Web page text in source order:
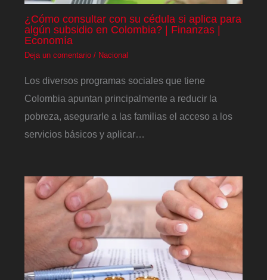
¿Cómo consultar con su cédula si aplica para
algún subsidio en Colombia? | Finanzas |
Economía
Deja un comentario / Nacional
Los diversos programas sociales que tiene
Colombia apuntan principalmente a reducir la
pobreza, asegurarle a las familias el acceso a los
servicios básicos y aplicar…